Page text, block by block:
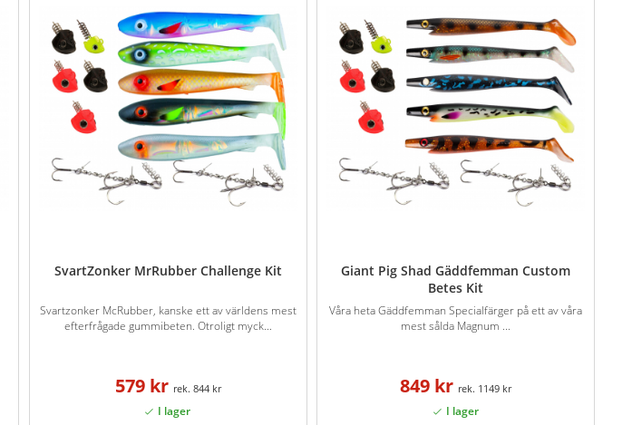
SvartZonker MrRubber Challenge Kit
Svartzonker McRubber, kanske ett av världens mest
efterfrågade gummibeten. Otroligt myck...
579 kr 844 kr
Giant Pig Shad Gäddfemman Custom
Betes Kit
Våra heta Gäddfemman Specialfärger på ett av våra
mest sålda Magnum ...
849 kr 1149 kr